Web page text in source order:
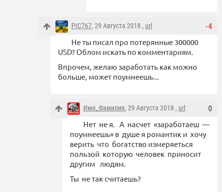
-4
PIC767, 29 Августа 2018 , url
Не ты писал про потерянные 300000
USD? Облом искать по комментариям.
Впрочем, желаю заработать как можно
больше, может поумнеешь...
0
Имя_Фамилия, 29 Августа 2018 , url
Нет не я. А насчет «заработаеш —
поумнеешь» в душе я романтик и хочу
верить что богатство измеряеться
пользой которую человек приносит
другим людям.
Ты не так считаешь?